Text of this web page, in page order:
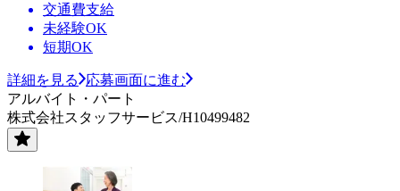
交通費支給
未経験OK
短期OK
詳細を見る
応募画面に進む
アルバイト・パート
株式会社スタッフサービス/H10499482